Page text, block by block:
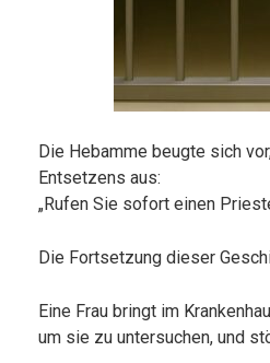
Die Hebamme beugte sich
Entsetzens aus:
„Rufen Sie sofort einen
Die Fortsetzung dieser
Eine Frau bringt im
um sie zu untersuchen, und